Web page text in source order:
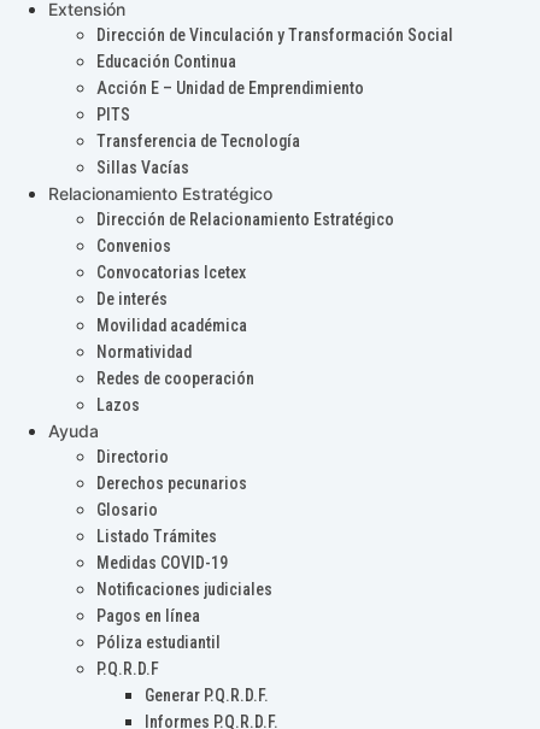
Extensión
Dirección de Vinculación y Transformación Social
Educación Continua
Acción E – Unidad de Emprendimiento
PITS
Transferencia de Tecnología
Sillas Vacías
Relacionamiento Estratégico
Dirección de Relacionamiento Estratégico
Convenios
Convocatorias Icetex
De interés
Movilidad académica
Normatividad
Redes de cooperación
Lazos
Ayuda
Directorio
Derechos pecunarios
Glosario
Listado Trámites
Medidas COVID-19
Notificaciones judiciales
Pagos en línea
Póliza estudiantil
P.Q.R.D.F
Generar P.Q.R.D.F.
Informes P.Q.R.D.F.